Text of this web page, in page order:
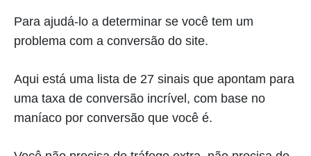
Para ajudá-lo a determinar se você tem um
problema com a conversão do site.
Aqui está uma lista de 27 sinais que apontam para
uma taxa de conversão incrível, com base no
maníaco por conversão que você é.